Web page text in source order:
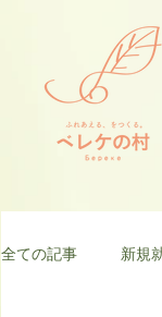
全ての記事 新規